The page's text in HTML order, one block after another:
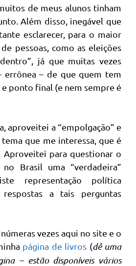
de meus alunos tinham
Além disso, inegável que
esclarecer, para o maior
pessoas, como as eleições
já que muitas vezes
errônea – de que quem tem
e ponto final (e nem sempre é
aproveitei a “empolgação” e
que me interessa, que é
Aproveitei para questionar o
Brasil uma “verdadeira”
representação política
respostas a tais perguntas
vezes aqui no site e o
página de livros (dê uma
– estão disponíveis vários